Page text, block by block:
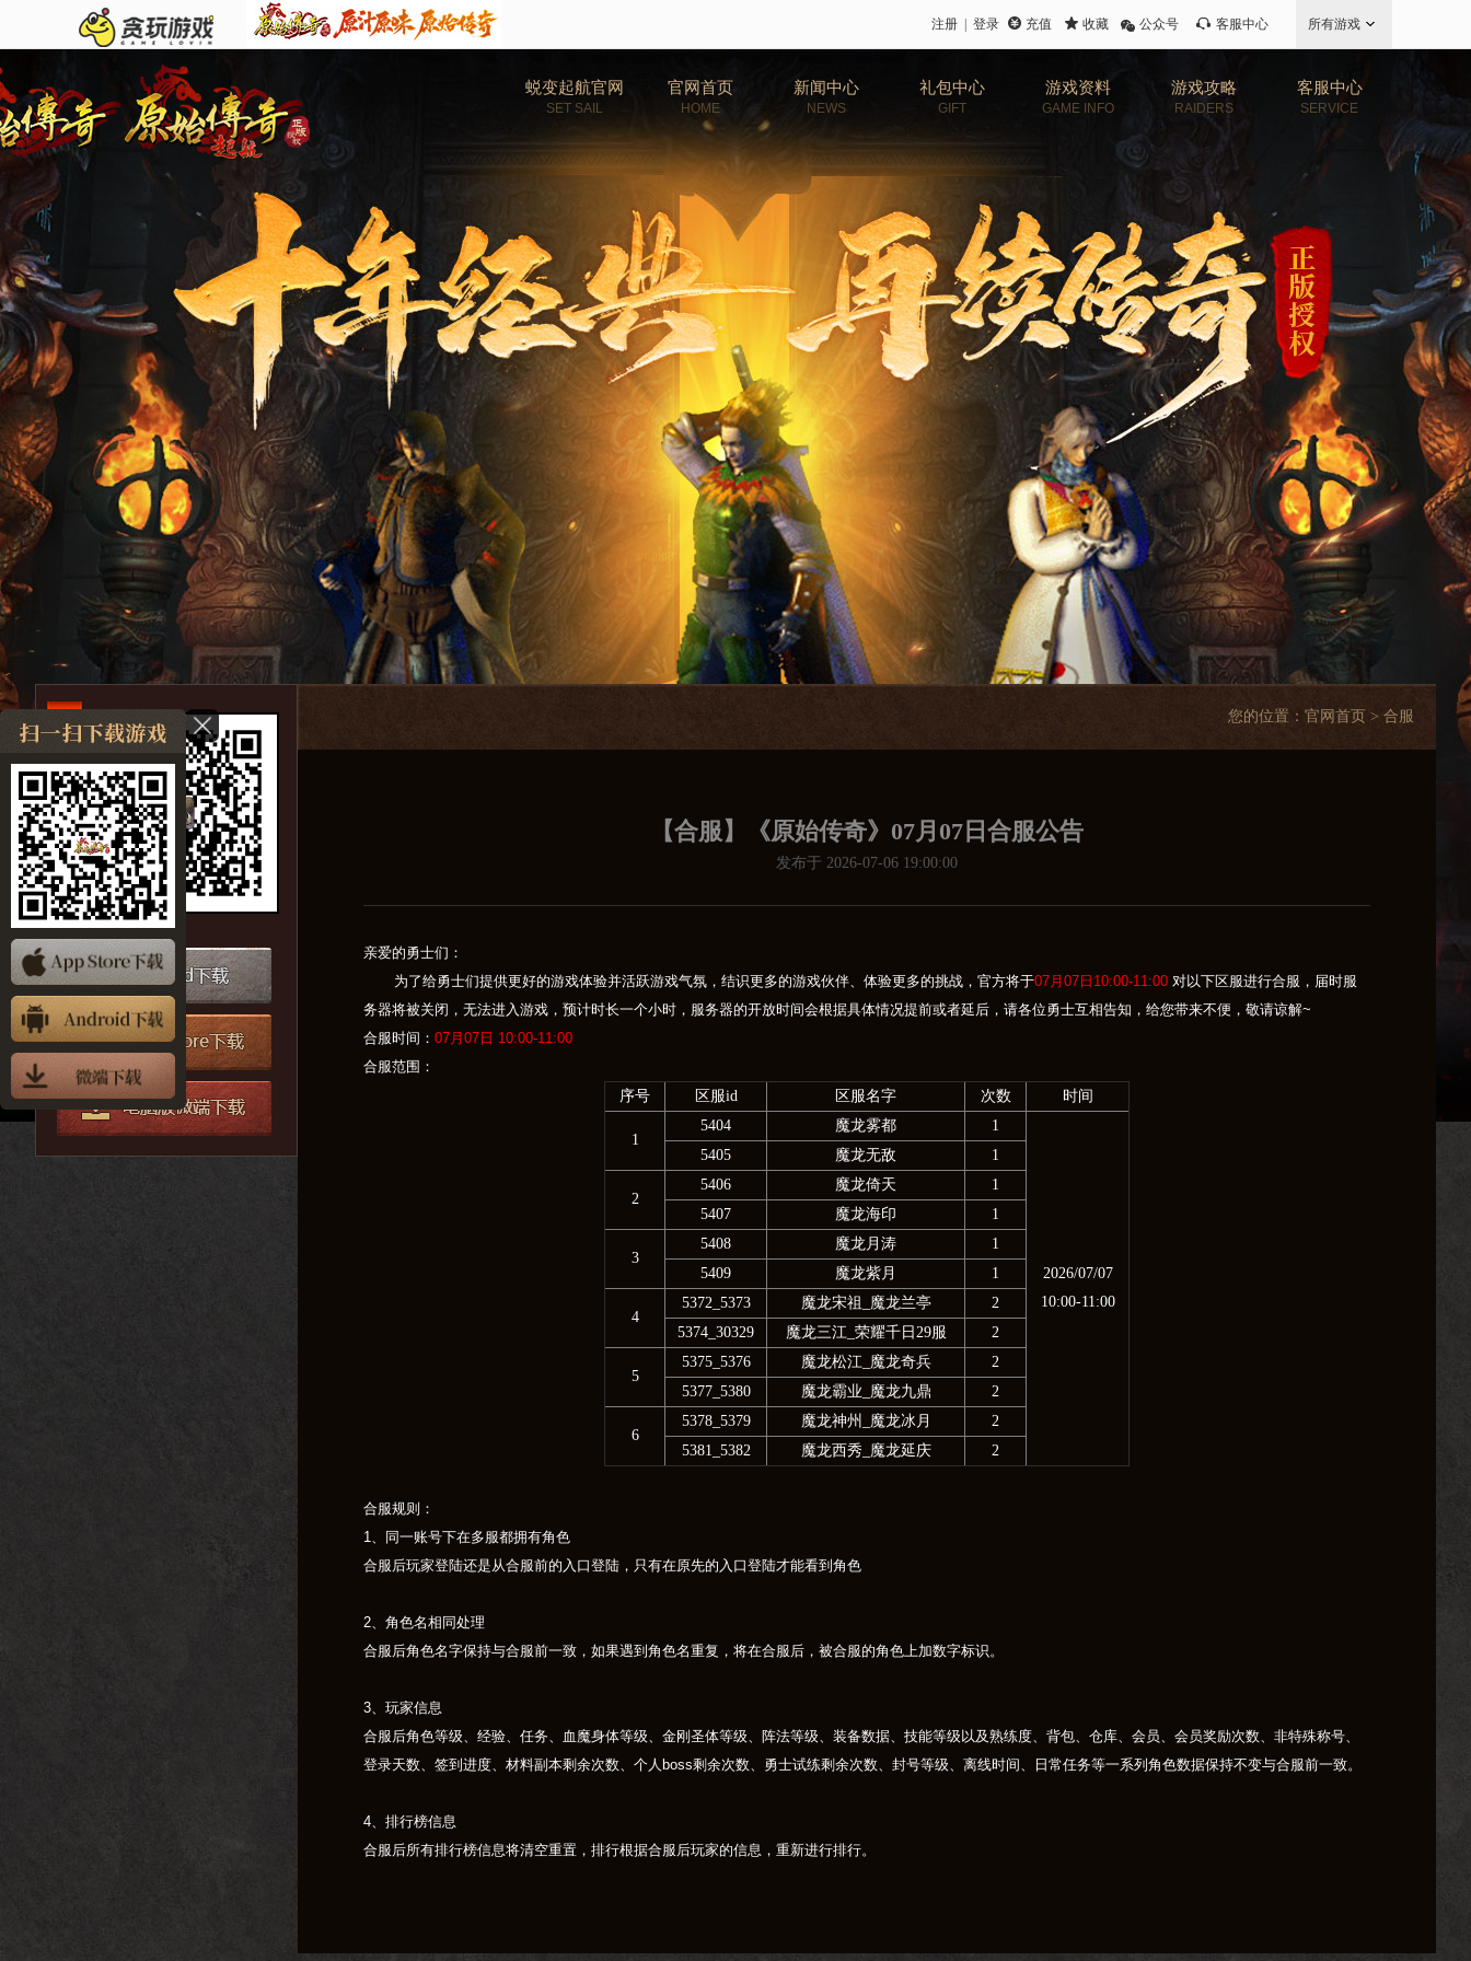
所有游戏
充值 收藏 公众号 客服中心
登录
注册
蜕变起航官网
SET SAIL
官网首页
HOME
新闻中心
NEWS
礼包中心
GIFT
游戏资料
GAME INFO
游戏攻略
RAIDERS
客服中心
SERVICE
您的位置： 官网首页 > 合服
【合服】《原始传奇》07月07日合服公告
发布于 2026-07-06 19:00:00
亲爱的勇士们：
为了给勇士们提供更好的游戏体验并活跃游戏气氛，结识更多的游戏伙伴、体验更多的挑战，官方将于07月07日10:00-11:00 对以下区服进行合服，届时服
务器将被关闭，无法进入游戏，预计时长一个小时，服务器的开放时间会根据具体情况提前或者延后，请各位勇士互相告知，给您带来不便，敬请谅解~
合服时间： 07月07 日 10:00-11:00
合服范围：
序号
区服id 区服名字 次数 时间
1
5404 魔龙雾都 1
2026/07/07
10:00-11:00
5405 魔龙无敌 1
2
5406 魔龙倚天
1
5407
魔龙海印 1
3
5408 魔龙月涛
1
5409
魔龙紫月 1
4
5372_5373 魔龙宋祖 _魔龙兰亭
2
5374_30329
魔龙三江_荣耀千日29服 2
5
5375_5376 魔龙松江_魔龙奇兵
2
5377_5380
魔龙霸业 _魔龙九鼎 2
6
5378_5379 魔龙神州 _魔龙冰月
2
5381_5382
魔龙西秀 _魔龙延庆 2
合服规则：
1、同一账号下在多服都拥有角色
合服后玩家登陆还是从合服前的入口登陆，只有在原先的入口登陆才能看到角色
2、角色名相同处理
合服后角色名字保持与合服前一致，如果遇到角色名重复，将在合服后，被合服的角色上加数字标识。
3、玩家信息
合服后角色等级、经验、任务、血魔身体等级、金刚圣体等级、阵法等级、装备数据、技能等级以及熟练度、背包、仓库、会员、会员奖励次数、非特殊称号、
登录天数、签到进度、材料副本剩余次数、个人boss剩余次数、勇士试练剩余次数、封号等级、离线时间、日常任务等一系列角色数据保持不变与合服前一致。
4、排行榜信息
合服后所有排行榜信息将清空重置，排行根据合服后玩家的信息，重新进行排行。